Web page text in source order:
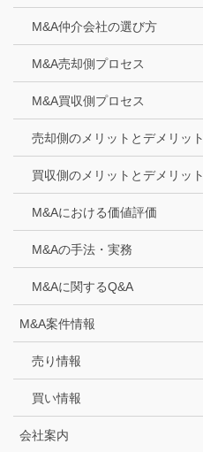
M&A仲介会社の選び方
M&A売却側プロセス
M&A買収側プロセス
売却側のメリットとデメリット
買収側のメリットとデメリット
M&Aにおける価値評価
M&Aの手法・実務
M&Aに関するQ&A
M&A案件情報
売り情報
買い情報
会社案内